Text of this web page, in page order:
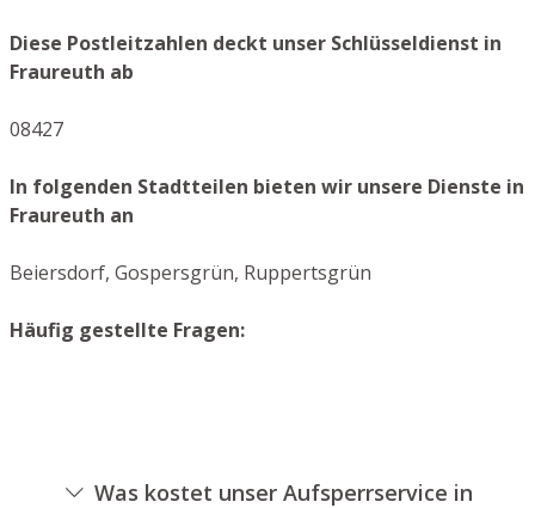
Diese Postleitzahlen deckt unser Schlüsseldienst in
Fraureuth ab
08427
In folgenden Stadtteilen bieten wir unsere Dienste in
Fraureuth an
Beiersdorf, Gospersgrün, Ruppertsgrün
Häufig gestellte Fragen:
Was kostet unser Aufsperrservice in